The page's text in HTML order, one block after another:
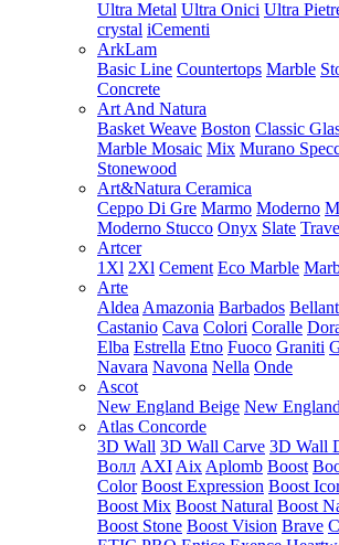
Ultra Metal Ultra Onici Ultra
crystal iCementi
ArkLam
Basic Line Countertops Marble
Concrete
Art And Natura
Basket Weave Boston Classic
Marble Mosaic Mix Murano
Stonewood
Art&Natura Ceramica
Ceppo Di Gre Marmo Moderno
Moderno Stucco Onyx Slate
Artcer
1Xl 2Xl Cement Eco Marble
Arte
Aldea Amazonia Barbados
Castanio Cava Colori Coralle
Elba Estrella Etno Fuoco Graniti
Navara Navona Nella Onde
Ascot
New England Beige New
Atlas Concorde
3D Wall 3D Wall Carve 3D Wall
Волл AXI Aix Aplomb Boost
Color Boost Expression Boost
Boost Mix Boost Natural Boost
Boost Stone Boost Vision Brave